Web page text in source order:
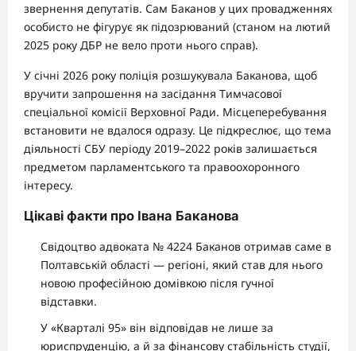
звернення депутатів. Сам Баканов у цих провадженнях
особисто не фігурує як підозрюваний (станом на лютий
2025 року ДБР не вело проти нього справ).
У січні 2026 року поліція розшукувала Баканова, щоб
вручити запрошення на засідання Тимчасової
спеціальної комісії Верховної Ради. Місцеперебування
встановити не вдалося одразу. Це підкреслює, що тема
діяльності СБУ періоду 2019–2022 років залишається
предметом парламентського та правоохоронного
інтересу.
Цікаві факти про Івана Баканова
Свідоцтво адвоката № 4224 Баканов отримав саме в
Полтавській області — регіоні, який став для нього
новою професійною домівкою після гучної
відставки.
У «Кварталі 95» він відповідав не лише за
юриспруденцію, а й за фінансову стабільність студії,